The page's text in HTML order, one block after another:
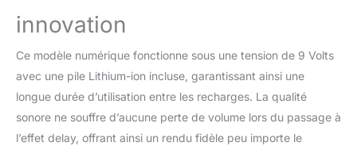
innovation
Ce modèle numérique fonctionne sous une tension de 9 Volts
avec une pile Lithium-ion incluse, garantissant ainsi une
longue durée d’utilisation entre les recharges. La qualité
sonore ne souffre d’aucune perte de volume lors du passage à
l’effet delay, offrant ainsi un rendu fidèle peu importe le